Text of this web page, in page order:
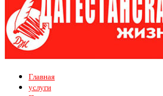
Главная
услуги